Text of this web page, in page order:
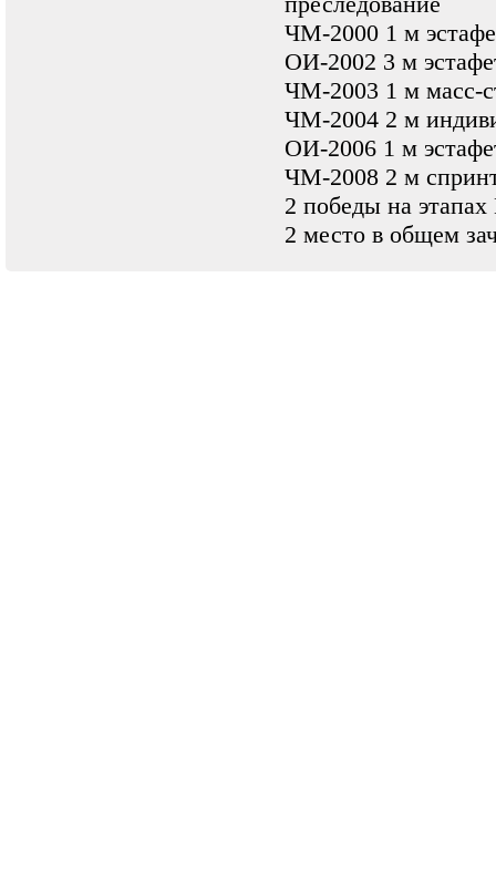
ЧМ-2000 1 м
ОИ-2002 3 м
ЧМ-2003 1 м масс-
ЧМ-2004 2 м
ОИ-2006 1 м
ЧМ-2008 2 м
2 победы на
2 место в общем